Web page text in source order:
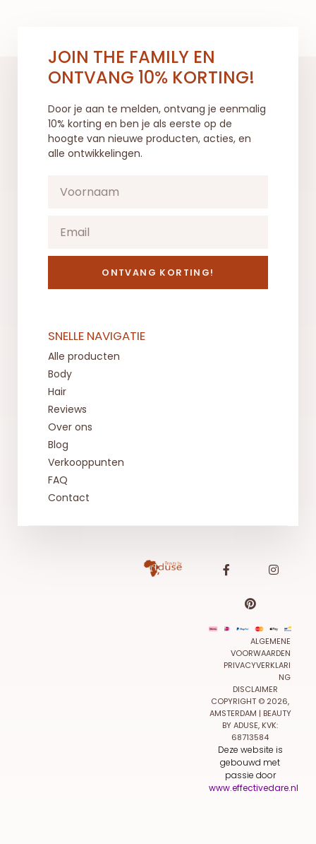
JOIN THE FAMILY EN
ONTVANG 10% KORTING!
Door je aan te melden, ontvang je eenmalig
10% korting en ben je als eerste op de
hoogte van nieuwe producten, acties, en
alle ontwikkelingen.
ONTVANG KORTING!
SNELLE NAVIGATIE
Alle producten
Body
Hair
Reviews
Over ons
Blog
Verkooppunten
FAQ
Contact
ALGEMENE
VOORWAARDEN
PRIVACYVERKLARI
NG
DISCLAIMER
COPYRIGHT © 2026,
AMSTERDAM | BEAUTY
BY ADUSE, KVK:
68713584
Deze website is
gebouwd met
passie door
www.effectivedare.nl